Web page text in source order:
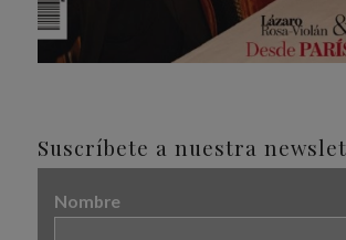
Suscríbete a nuestra
Nombre